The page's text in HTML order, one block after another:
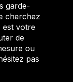
garde-
cherchez
est votre
de
ou
pas